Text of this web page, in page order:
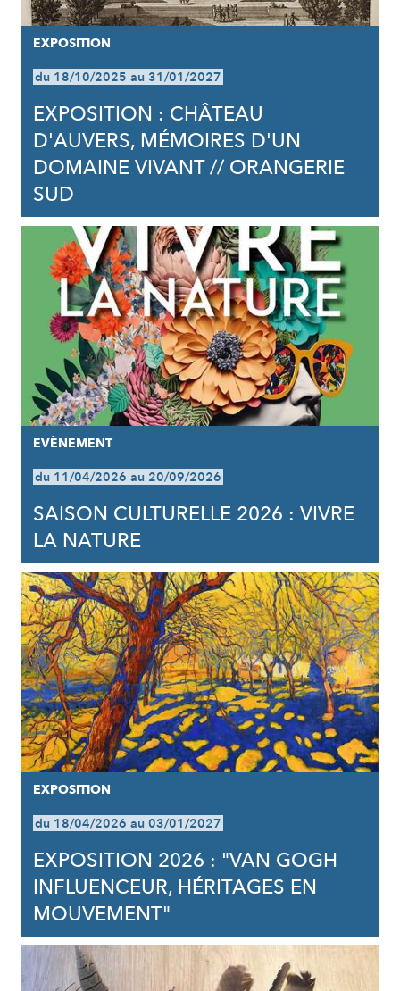
EXPOSITION
du 18/10/2025 au 31/01/2027
EXPOSITION : CHÂTEAU
D'AUVERS, MÉMOIRES D'UN
DOMAINE VIVANT // ORANGERIE
SUD
EVÈNEMENT
du 11/04/2026 au 20/09/2026
SAISON CULTURELLE 2026 : VIVRE
LA NATURE
EXPOSITION
du 18/04/2026 au 03/01/2027
EXPOSITION 2026 : "VAN GOGH
INFLUENCEUR, HÉRITAGES EN
MOUVEMENT"